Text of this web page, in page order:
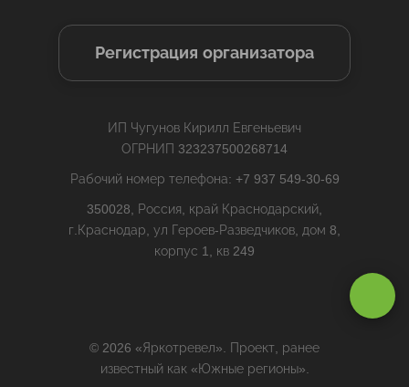
Регистрация организатора
ИП Чугунов Кирилл Евгеньевич
ОГРНИП 323237500268714
Рабочий номер телефона: +7 937 549-30-69
350028, Россия, край Краснодарский,
г.Краснодар, ул Героев-Разведчиков, дом 8,
корпус 1, кв 249
© 2026 «Яркотревел». Проект, ранее
известный как «Южные регионы».
Принимаю